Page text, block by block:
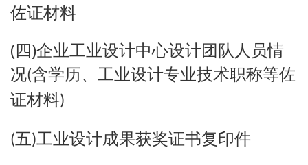
佐证材料
(四)企业工业设计中心设计团队人员情
况(含学历、工业设计专业技术职称等佐
证材料)
(五)工业设计成果获奖证书复印件